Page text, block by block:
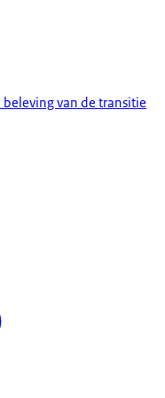
van de transitie